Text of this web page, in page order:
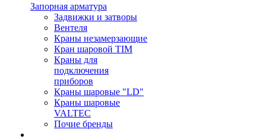
Запорная арматура
Задвижки и затворы
Вентеля
Краны незамерзающие
Кран шаровой TIM
Краны для
подключения
приборов
Краны шаровые "LD"
Краны шаровые
VALTEC
Почие бренды